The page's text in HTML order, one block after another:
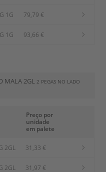
1G 79,79 €
1G 93,66 €
MALA 2GL2 PEGAS NO LADO
Preço por
unidade
em palete
2GL 31,33 €
2GL 31,97 €